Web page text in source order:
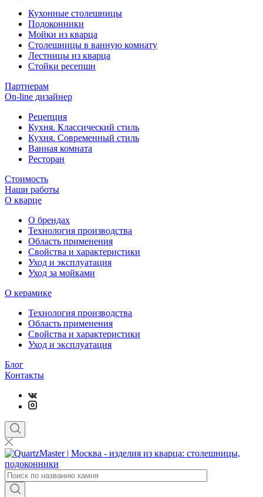
Кухонные столешницы
Подоконники
Мойки из кварца
Столешницы в ванную комнату
Лестницы из кварца
Стойки ресепшн
Партнерам
On-line дизайнер
Рецепция
Кухня. Классический стиль
Кухня. Современный стиль
Ванная комната
Ресторан
Стоимость
Наши работы
О кварце
О брендах
Технология производства
Область применения
Свойства и характеристики
Уход и эксплуатация
Уход за мойками
О керамике
Технология производства
Область применения
Свойства и характеристики
Уход и эксплуатация
Блог
Контакты